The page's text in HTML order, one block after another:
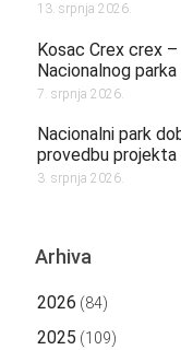
13. srpnja 2026.
Kosac Crex crex
Nacionalnog
7. srpnja 2026.
Nacionalni park
provedbu projekta
3. srpnja 2026.
Arhiva
2026 (84)
2025 (109)